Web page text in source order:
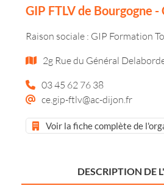
GIP FTLV de Bourgogne
Raison sociale : GIP Formation
2g Rue du Général
03 45 62 76 38
ce.gip-ftlv@ac-dijon.fr
Voir la fiche complète de
DESCRIPTION DE